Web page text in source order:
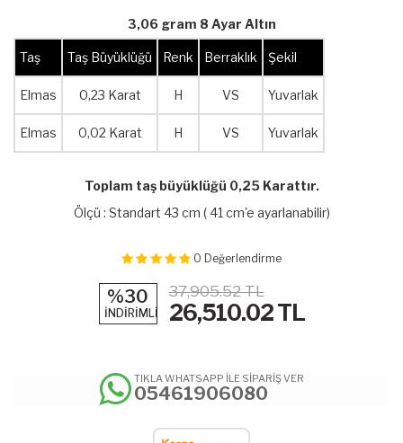
3,06 gram 8 Ayar Altın
Taş Taş Büyüklüğü Renk Berraklık Şekil
Elmas 0,23 Karat H VS Yuvarlak
Elmas 0,02 Karat H VS Yuvarlak
Toplam taş büyüklüğü 0,25 Karattır.
Ölçü : Standart 43 cm ( 41 cm'e ayarlanabilir)
0 Değerlendirme
%30
İNDİRİMLİ
37,905.52 TL
26,510.02TL
TIKLA WHATSAPP İLE SİPARİŞ VER
05461906080